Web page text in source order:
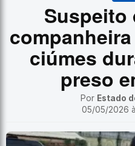
Suspeito
ciúmes
preso
Por Estado
05/05/2026